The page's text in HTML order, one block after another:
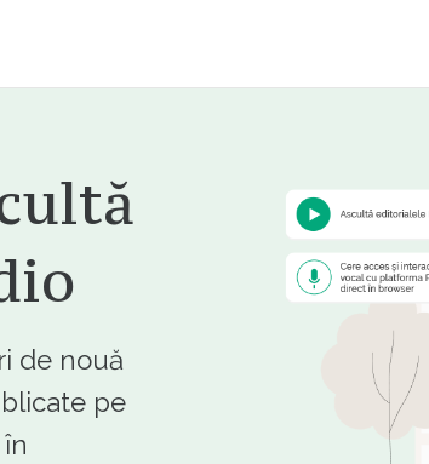
de nouă
pe